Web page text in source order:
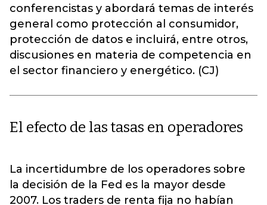
conferencistas y abordará temas de interés
general como protección al consumidor,
protección de datos e incluirá, entre otros,
discusiones en materia de competencia en
el sector financiero y energético. (CJ)
El efecto de las tasas en operadores
La incertidumbre de los operadores sobre
la decisión de la Fed es la mayor desde
2007. Los traders de renta fija no habían